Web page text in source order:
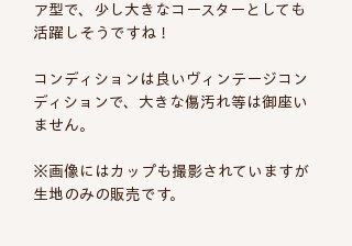
ア型で、少し大きなコースターとしても
活躍しそうですね！
コンディションは良いヴィンテージコン
ディションで、大きな傷汚れ等は御座い
ません。
※画像にはカップも撮影されていますが
生地のみの販売です。